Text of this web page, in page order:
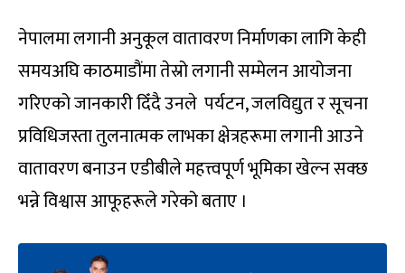
नेपालमा लगानी अनुकूल वातावरण निर्माणका लागि केही
समयअघि काठमाडौंमा तेस्रो लगानी सम्मेलन आयोजना
गरिएको जानकारी दिँदै उनले पर्यटन, जलविद्युत र सूचना
प्रविधिजस्ता तुलनात्मक लाभका क्षेत्रहरूमा लगानी आउने
वातावरण बनाउन एडीबीले महत्त्वपूर्ण भूमिका खेल्न सक्छ
भन्ने विश्वास आफूहरूले गरेको बताए ।